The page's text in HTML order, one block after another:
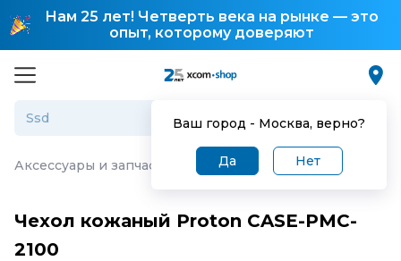
Нам 25 лет! Четверть века на рынке — это
опыт, которому доверяют
Ваш город - Москва, верно?
Да Нет
Аксессуары и запчасти для торгового оборудования
Чехол кожаный Proton CASE-PMC-
2100